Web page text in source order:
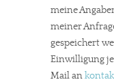
meine
meiner
gespeichert
Einwilligung
Mail an